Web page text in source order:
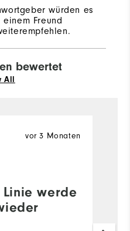
würden es
einem Freund
bewertet
All
Linie werde
vor 3 Monaten